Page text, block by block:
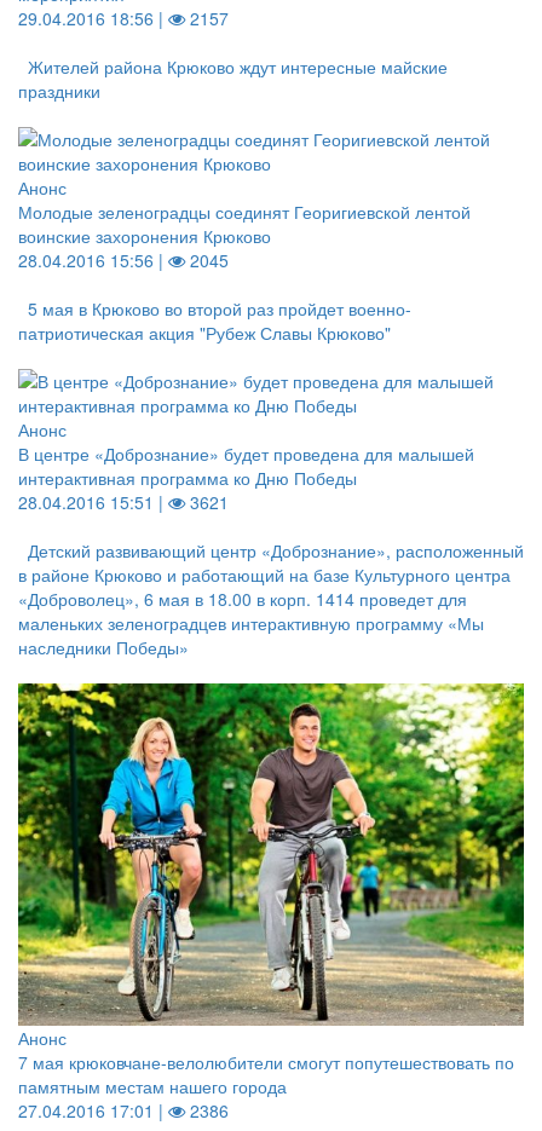
29.04.2016 18:56 |
2157
Жителей района Крюково ждут интересные майские
праздники
Анонс
Молодые зеленоградцы соединят Георигиевской лентой
воинские захоронения Крюково
28.04.2016 15:56 |
2045
5 мая в Крюково во второй раз пройдет военно-
патриотическая акция "Рубеж Славы Крюково"
Анонс
В центре «Добрознание» будет проведена для малышей
интерактивная программа ко Дню Победы
28.04.2016 15:51 |
3621
Детский развивающий центр «Добрознание», расположенный
в районе Крюково и работающий на базе Культурного центра
«Доброволец», 6 мая в 18.00 в корп. 1414 проведет для
маленьких зеленоградцев интерактивную программу «Мы
наследники Победы»
Анонс
7 мая крюковчане-велолюбители смогут попутешествовать по
памятным местам нашего города
27.04.2016 17:01 |
2386